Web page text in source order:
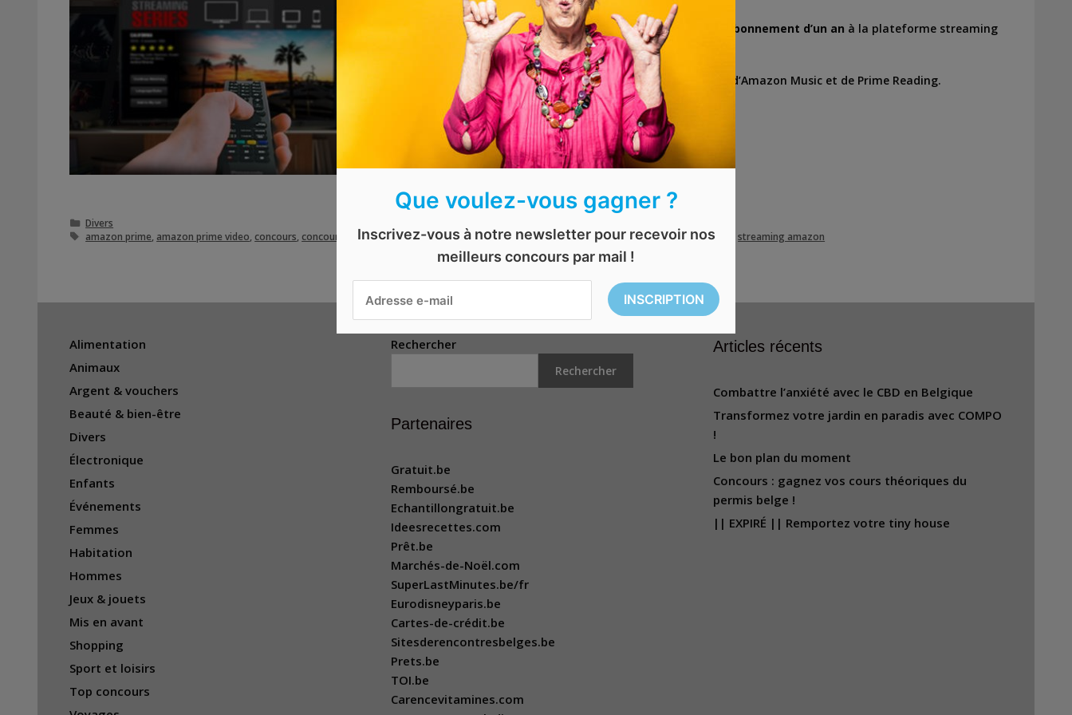
Aujourd’hui, vous avez une chance de remportement un abonnement d’un an à la plateforme streaming
d’Amazon.
Vous profiterez également du service de livraison rapide, d’Amazon Music et de Prime Reading.
Validez vite votre participation via le lien ci-dessous.
Catégories
Divers
Étiquettes
amazon prime amazon prime video concours concours amazon,concours en ligne, concours gratuit, concours gratuit en ligne,jeu concours ,streaming amazon
|| EXPIRÉ || Gagnez 1 tonne de pellets gratuits
Remportez 2 produits visage Dr. Paul Nassif
Alimentation
Animaux
Argent & vouchers
Beauté & bien-être
Divers
Électronique
Enfants
Événements
Femmes
Habitation
Hommes
Jeux & jouets
Mis en avant
Shopping
Sport et loisirs
Top concours
Rechercher
Rechercher
Partenaires
Gratuit.be
Remboursé.be
Echantillongratuit.be
Ideesrecettes.com
Prêt.be
Marchés-de-Noël.com
SuperLastMinutes.be/fr
Eurodisneyparis.be
Cartes-de-crédit.be
Sitesderencontresbelges.be
Prets.be
TOI.be
Carencevitamines.com
Articles récents
Combattre l’anxiété avec le CBD en Belgique
Transformez votre jardin en paradis avec COMPO
!
Le bon plan du moment
Concours : gagnez vos cours théoriques du
permis belge !
|| EXPIRÉ || Remportez votre tiny house
Que voulez-vous gagner ?
Inscrivez-vous à notre newsletter pour recevoir nos
meilleurs concours par mail !